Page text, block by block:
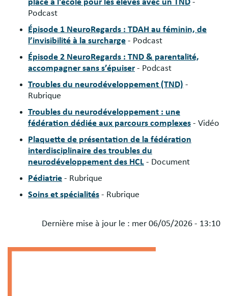
place à l'école pour les élèves avec un TND -
Podcast
Épisode 1 NeuroRegards : TDAH au féminin, de
l’invisibilité à la surcharge - Podcast
Épisode 2 NeuroRegards : TND & parentalité,
accompagner sans s’épuiser - Podcast
Troubles du neurodéveloppement (TND) -
Rubrique
Troubles du neurodéveloppement : une
fédération dédiée aux parcours complexes - Vidéo
Plaquette de présentation de la fédération
interdisciplinaire des troubles du
neurodéveloppement des HCL - Document
Pédiatrie - Rubrique
Soins et spécialités - Rubrique
Dernière mise à jour le : mer 06/05/2026 - 13:10
Blocs
Image